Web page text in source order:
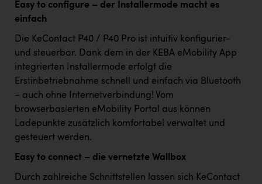
Easy to configure – der Installermode macht es
einfach
Die KeContact P40 / P40 Pro ist intuitiv konfigurier-
und steuerbar. Dank dem in der KEBA eMobility App
integrierten Installermode erfolgt die
Erstinbetriebnahme schnell und einfach via Bluetooth
– auch ohne Internetverbindung! Vom
browserbasierten eMobility Portal aus können
Ladepunkte zusätzlich komfortabel verwaltet und
gesteuert werden.
Easy to connect – die vernetzte Wallbox
Durch zahlreiche Schnittstellen lassen sich KeContact